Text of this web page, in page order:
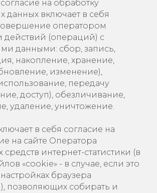
на обработку
данных включает в себя
оператором
действий (операций) с
данными: сбор, запись,
накопление, хранение,
изменение),
передачу
доступ), обезличивание,
удаление, уничтожение.
в себя согласие на
на сайте Оператора
интернет-статистики (в
«cookie» - в случае, если это
браузера
позволяющих собирать и